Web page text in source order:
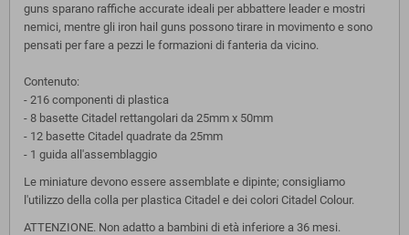
guns sparano raffiche accurate ideali per abbattere leader e mostri
nemici, mentre gli iron hail guns possono tirare in movimento e sono
pensati per fare a pezzi le formazioni di fanteria da vicino.
Contenuto:
- 216 componenti di plastica
- 8 basette Citadel rettangolari da 25mm x 50mm
- 12 basette Citadel quadrate da 25mm
- 1 guida all'assemblaggio
Le miniature devono essere assemblate e dipinte; consigliamo
l'utilizzo della colla per plastica Citadel e dei colori Citadel Colour.
ATTENZIONE. Non adatto a bambini di età inferiore a 36 mesi.